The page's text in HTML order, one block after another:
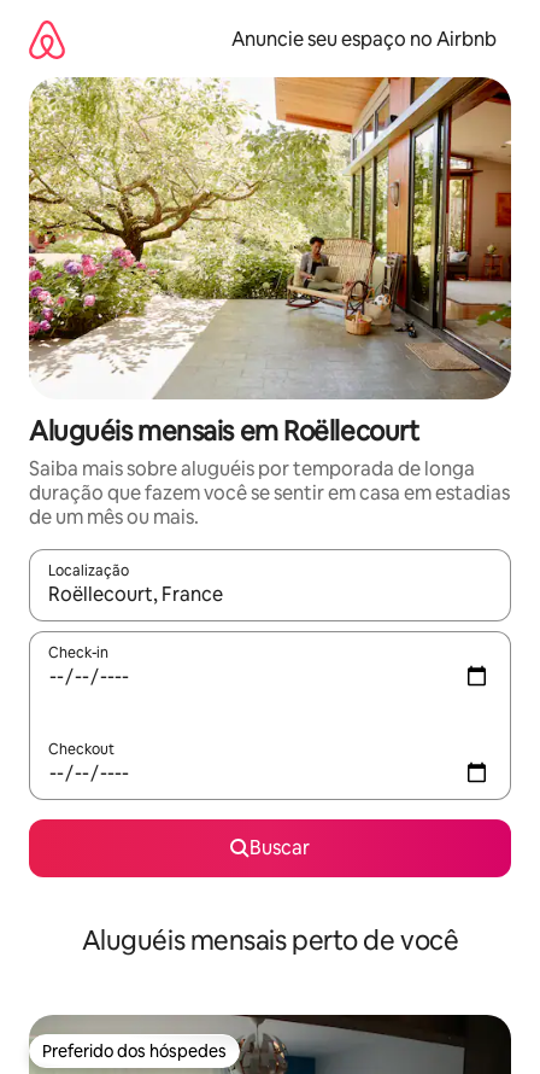
para
conteúdo
Anuncie seu espaço no Airbnb
Aluguéis mensais em Roëllecourt
Saiba mais sobre aluguéis por temporada de longa
duração que fazem você se sentir em casa em estadias
de um mês ou mais.
Localização
Quando os resultados estiverem disponíveis, explore-os
Check-in
Checkout
Buscar
Aluguéis mensais perto de você
Preferido dos hóspedes
Preferido dos hóspedes